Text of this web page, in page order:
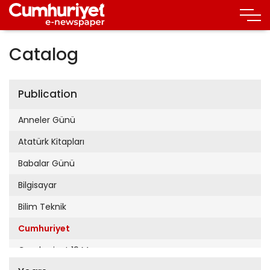
Catalog
Publication
Anneler Günü
Atatürk Kitapları
Babalar Günü
Bilgisayar
Bilim Teknik
Cumhuriyet
Cumhuriyet 19 Mayıs